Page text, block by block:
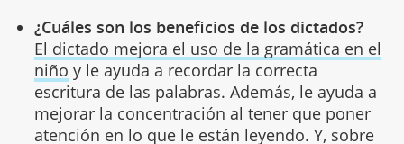
¿Cuáles son los beneficios de los dictados?
El dictado mejora el uso de la gramática en el
niño y le ayuda a recordar la correcta
escritura de las palabras. Además, le ayuda a
mejorar la concentración al tener que poner
atención en lo que le están leyendo. Y, sobre